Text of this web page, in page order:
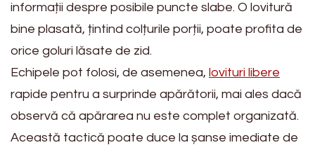
informații despre posibile puncte slabe. O lovitură
bine plasată, țintind colțurile porții, poate profita de
orice goluri lăsate de zid.
Echipele pot folosi, de asemenea, lovituri libere
rapide pentru a surprinde apărătorii, mai ales dacă
observă că apărarea nu este complet organizată.
Această tactică poate duce la șanse imediate de